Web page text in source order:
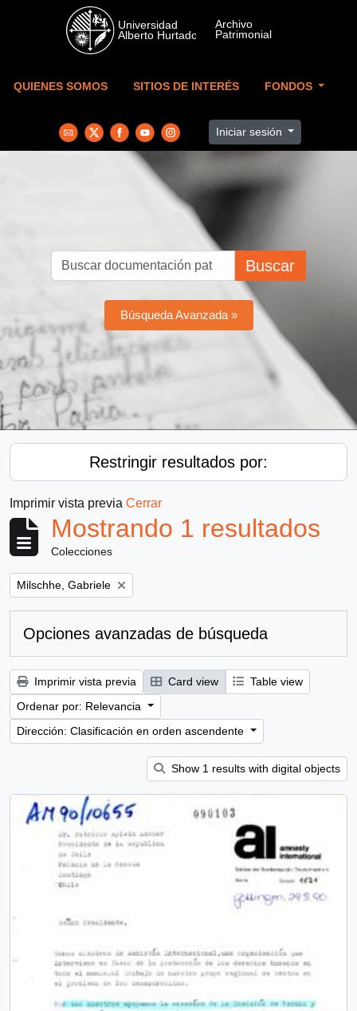
Skip to main content
QUIENES SOMOS SITIOS DE INTERÉS FONDOS
Iniciar sesión
Buscar
Búsqueda Avanzada »
Restringir resultados por:
Imprimir vista previa Cerrar
Mostrando 1 resultados
Colecciones
Remove filter:
Milschhe, Gabriele
Opciones avanzadas de búsqueda
Imprimir vista previa Card view
Table view
Ordenar por: Relevancia
Dirección: Clasificación en orden ascendente
Show 1 results with digital objects